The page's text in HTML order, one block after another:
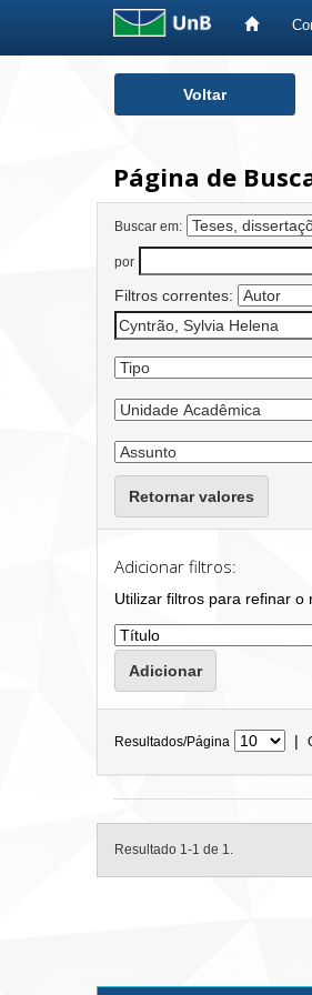
Voltar
Página de
Buscar em:
por
Filtros correntes:
Retornar valores
Adicionar filtros:
Utilizar filtros para refinar o
Resultados/Página |
Resultado 1-1 de 1.